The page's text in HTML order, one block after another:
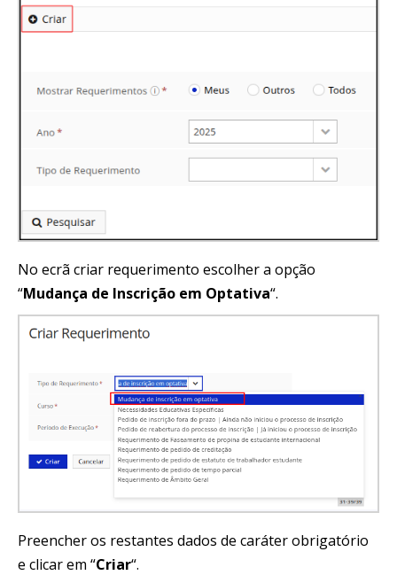
No ecrã criar requerimento escolher a opção
“Mudança de Inscrição em Optativa“.
Preencher os restantes dados de caráter obrigatório
e clicar em “Criar“.